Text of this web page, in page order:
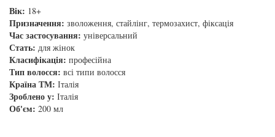
Вік: 18+
Призначення: зволоження, стайлінг, термозахист, фіксація
Час застосування: універсальний
Стать: для жінок
Класифікація: професійна
Тип волосся: всі типи волосся
Країна ТМ: Італія
Зроблено у: Італія
Об'єм: 200 мл
Subtil Man XY - Серія для чоловіків: для
догляду та укладання
Subtil Retouch Lab - захист кольору волосся
Освітлювальні засоби та окислювачі
You Look Professional